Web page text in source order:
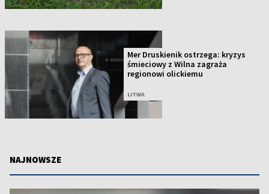
Mer Druskienik ostrzega: kryzys
śmieciowy z Wilna zagraża
regionowi olickiemu
LITWA
NAJNOWSZE